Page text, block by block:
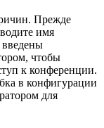
Прежде
имя
введены
чтобы
к конференции.
в конфигурации
для